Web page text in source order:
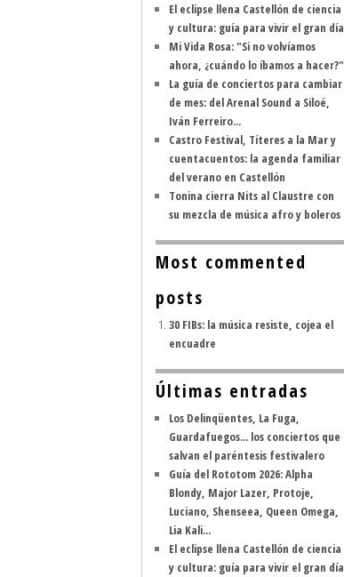
El eclipse llena Castellón de ciencia
y cultura: guía para vivir el gran día
Mi Vida Rosa: "Si no volvíamos
ahora, ¿cuándo lo íbamos a hacer?"
La guía de conciertos para cambiar
de mes: del Arenal Sound a Siloé,
Iván Ferreiro...
Castro Festival, Títeres a la Mar y
cuentacuentos: la agenda familiar
del verano en Castellón
Tonina cierra Nits al Claustre con
su mezcla de música afro y boleros
Most commented
posts
30 FIBs: la música resiste, cojea el
encuadre
Últimas entradas
Los Delinqüentes, La Fuga,
Guardafuegos... los conciertos que
salvan el paréntesis festivalero
Guía del Rototom 2026: Alpha
Blondy, Major Lazer, Protoje,
Luciano, Shenseea, Queen Omega,
Lia Kali...
El eclipse llena Castellón de ciencia
y cultura: guía para vivir el gran día